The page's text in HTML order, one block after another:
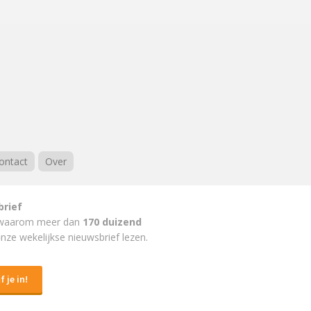
Over
meer dan 170 duizend
wekelijkse nieuwsbrief lezen.
je in!